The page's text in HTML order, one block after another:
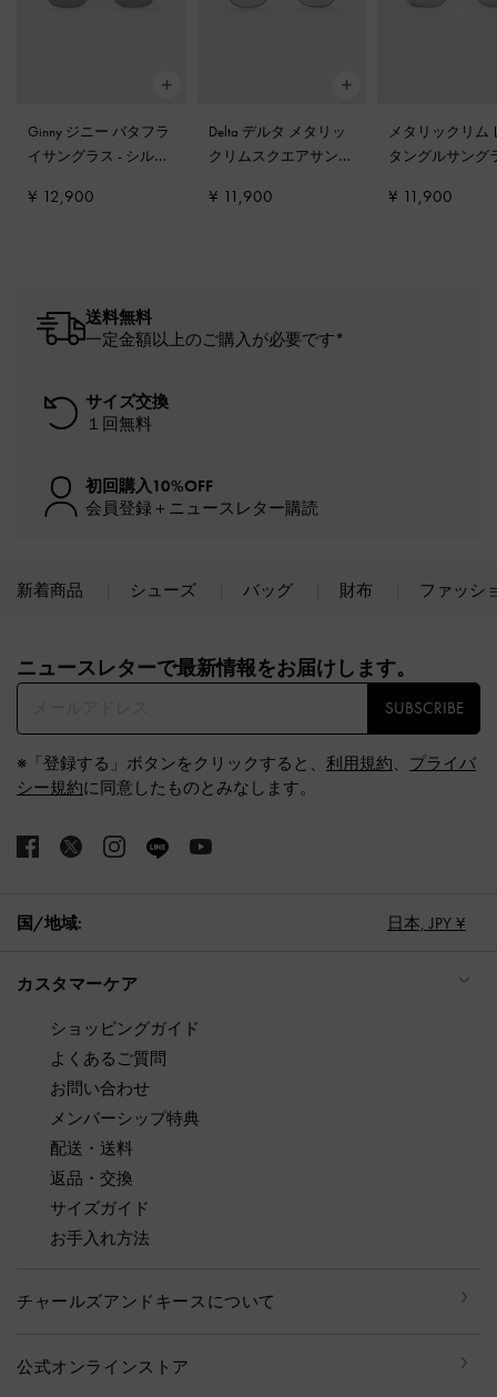
Ginny ジニー バタフラ
イサングラス - シルバ
¥ 12,900
Delta デルタ メタリッ
クリムスクエアサング
¥ 11,900
メタリックリム
タングルサング
¥ 11,900
送料無料
一定金額以上のご購入が必要です*
サイズ交換
１回無料
初回購入10%OFF
会員登録＋ニュースレター購読
新着商品 シューズ バッグ 財布 ファッシ
ニュースレターで最新情報をお届けします。​
SUBSCRIBE
※「登録する」ボタンをクリックすると、 利用規約、 プライバ
シー規約に同意したものとみなします。
国/地域: 日本, JPY ¥
カスタマーケア
ショッピングガイド
よくあるご質問
お問い合わせ
メンバーシップ特典
配送・送料
返品・交換
サイズガイド
お手入れ方法
チャールズアンドキースについて
公式オンラインストア